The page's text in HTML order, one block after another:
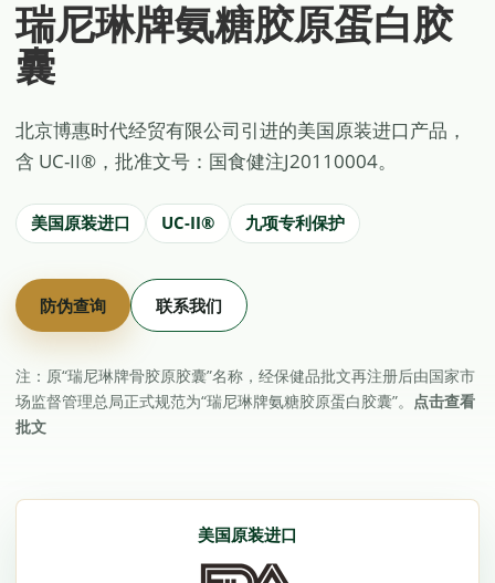
瑞尼琳牌氨糖胶原蛋白胶
囊
北京博惠时代经贸有限公司引进的美国原装进口产品，
含 UC-II®，批准文号：国食健注J20110004。
美国原装进口 UC-II® 九项专利保护
防伪查询 联系我们
注：原“瑞尼琳牌骨胶原胶囊”名称，经保健品批文再注册后由国家市
场监督管理总局正式规范为“瑞尼琳牌氨糖胶原蛋白胶囊”。 点击查看
批文
美国原装进口